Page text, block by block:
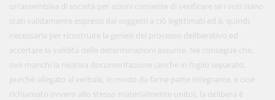
un’assemblea di società per azioni consente di verificare se i voti siano
stati validamente espressi dai soggetti a ciò legittimati ed è, quindi,
necessaria per ricostruire la genesi del processo deliberativo ed
accertare la validità delle determinazioni assunte. Ne consegue che,
ove manchi la relativa documentazione (anche in foglio separato,
purché allegato al verbale, in modo da farne parte integrante, e cioè
richiamato ovvero allo stesso materialmente unito), la delibera è